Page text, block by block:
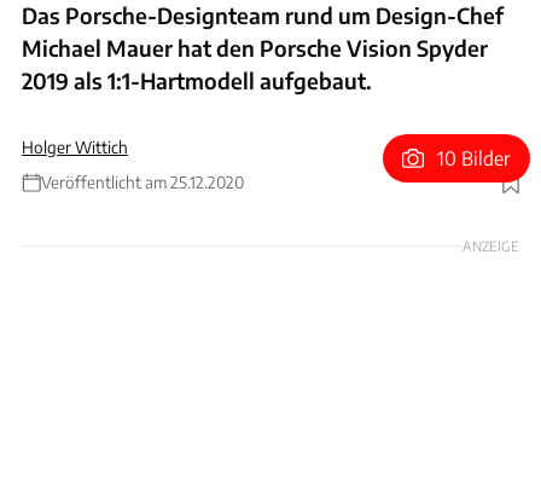
Das Porsche-Designteam rund um Design-Chef
Michael Mauer hat den Porsche Vision Spyder
2019 als 1:1-Hartmodell aufgebaut.
Holger Wittich
Veröffentlicht am 25.12.2020
Foto: Porsche
10 Bilder
ANZEIGE